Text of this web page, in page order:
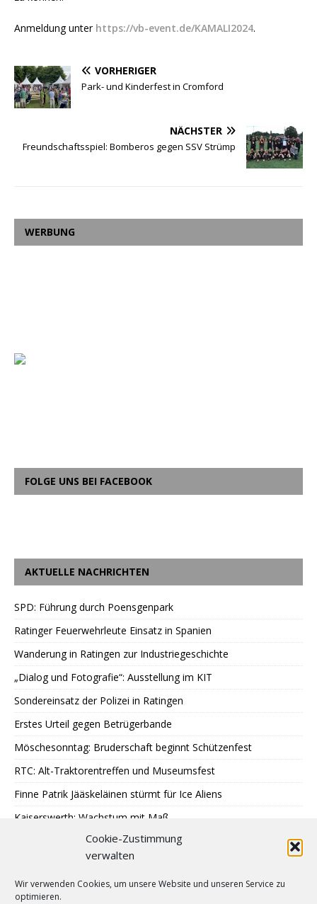
Cookie-Zustimmung
verwalten
Wir verwenden Cookies, um unsere Website und unseren Service zu
optimieren.
Anmeldung unter https://vb-event.de/KAMALI2024.
VORHERIGER
Park- und Kinderfest in Cromford
NÄCHSTER
Freundschaftsspiel: Bomberos gegen SSV Strümp
WERBUNG
FOLGE UNS BEI FACEBOOK
AKTUELLE NACHRICHTEN
SPD: Führung durch Poensgenpark
Ratinger Feuerwehrleute Einsatz in Spanien
Wanderung in Ratingen zur Industriegeschichte
„Dialog und Fotografie“: Ausstellung im KIT
Sondereinsatz der Polizei in Ratingen
Erstes Urteil gegen Betrügerbande
Möschesonntag: Bruderschaft beginnt Schützenfest
RTC: Alt-Traktorentreffen und Museumsfest
Finne Patrik Jääskeläinen stürmt für Ice Aliens
Kaiserswerth: Wachstum mit Maß
Gemeinsames Lesen im Park
SPD: 45 Arbeitsjahre sind genug
Hochbeete am JUZ Eggerscheidt